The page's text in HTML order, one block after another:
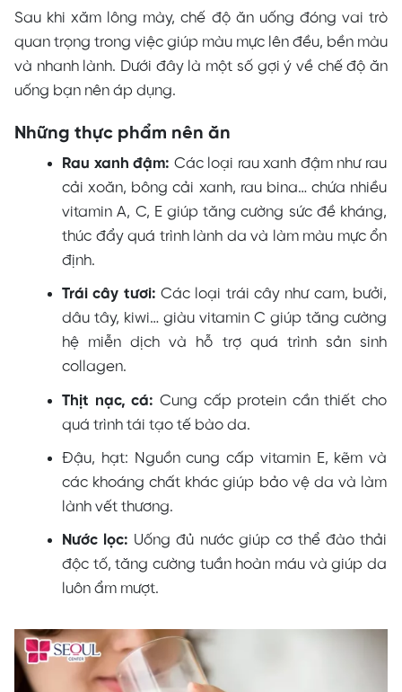
Sau khi xăm lông mày, chế độ ăn uống đóng vai trò
quan trọng trong việc giúp màu mực lên đều, bền màu
và nhanh lành. Dưới đây là một số gợi ý về chế độ ăn
uống bạn nên áp dụng.
Những thực phẩm nên ăn
Rau xanh đậm: Các loại rau xanh đậm như rau
cải xoăn, bông cải xanh, rau bina… chứa nhiều
vitamin A, C, E giúp tăng cường sức đề kháng,
thúc đẩy quá trình lành da và làm màu mực ổn
định.
Trái cây tươi:Các loại trái cây như cam, bưởi,
dâu tây, kiwi… giàu vitamin C giúp tăng cường
hệ miễn dịch và hỗ trợ quá trình sản sinh
collagen.
Thịt nạc, cá: Cung cấp protein cần thiết cho
quá trình tái tạo tế bào da.
Đậu, hạt: Nguồn cung cấp vitamin E, kẽm và
các khoáng chất khác giúp bảo vệ da và làm
lành vết thương.
Nước lọc: Uống đủ nước giúp cơ thể đào thải
độc tố, tăng cường tuần hoàn máu và giúp da
luôn ẩm mượt.